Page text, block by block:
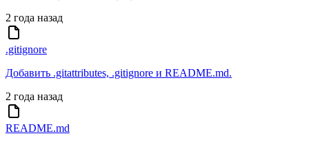
2 года назад
.gitignore
Добавить .gitattributes, .gitignore и README.md.
2 года назад
README.md